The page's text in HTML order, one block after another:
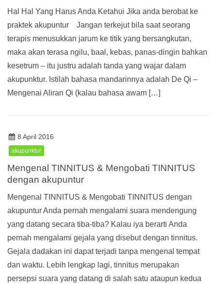
Hal Hal Yang Harus Anda Ketahui Jika anda berobat ke
praktek akupuntur Jangan terkejut bila saat seorang
terapis menusukkan jarum ke titik yang bersangkutan,
maka akan terasa ngilu, baal, kebas, panas-dingin bahkan
kesetrum – itu justru adalah tanda yang wajar dalam
akupunktur. Istilah bahasa mandarinnya adalah De Qi –
Mengenai Aliran Qi (kalau bahasa awam […]
8 April 2016
akupunktur
Mengenal TINNITUS & Mengobati TINNITUS
dengan akupuntur
Mengenal TINNITUS & Mengobati TINNITUS dengan
akupuntur Anda pernah mengalami suara mendengung
yang datang secara tiba-tiba? Kalau iya berarti Anda
pernah mengalami gejala yang disebut dengan tinnitus.
Gejala dadakan ini dapat terjadi tanpa mengenal tempat
dan waktu. Lebih lengkap lagi, tinnitus merupakan
persepsi suara yang datang di salah satu ataupun kedua